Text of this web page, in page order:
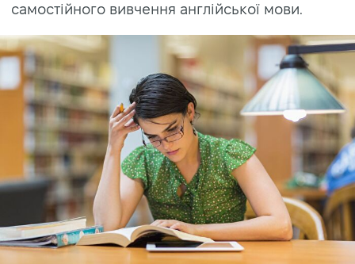
самостійного вивчення англійської мови.